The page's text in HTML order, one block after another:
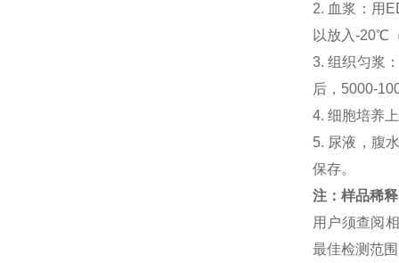
2. 血浆：用
以放入-20℃
3. 组织匀浆
后，5000-
4. 细胞培养
5. 尿液，腹
保存。
注：样品稀
用户须查阅
最佳检测范